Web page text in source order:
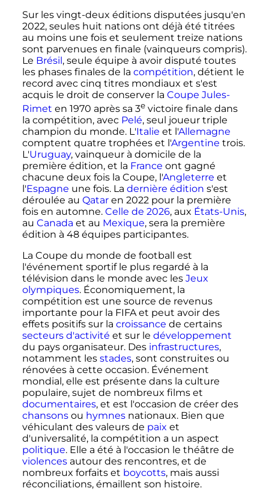
Sur les vingt-deux éditions disputées jusqu'en
2022, seules huit nations ont déjà été titrées
au moins une fois et seulement treize nations
sont parvenues en finale (vainqueurs compris).
Le Brésil, seule équipe à avoir disputé toutes
les phases finales de la compétition, détient le
record avec cinq titres mondiaux et s'est
acquis le droit de conserver la Coupe Jules-
Rimet en 1970 après sa 3e victoire finale dans
la compétition, avec Pelé, seul joueur triple
champion du monde. L'Italie et l'Allemagne
comptent quatre trophées et l'Argentine trois.
L'Uruguay, vainqueur à domicile de la
première édition, et la France ont gagné
chacune deux fois la Coupe, l'Angleterre et
l'Espagne une fois. La dernière édition s'est
déroulée au Qataren 2022 pour la première
fois en automne. Celle de 2026, aux États-Unis,
au Canada et au Mexique, sera la première
édition à 48 équipes participantes.
La Coupe du monde de football est
l'événement sportif le plus regardé à la
télévision dans le monde avec les Jeux
olympiques. Économiquement, la
compétition est une source de revenus
importante pour la FIFA et peut avoir des
effets positifs sur la croissance de certains
secteurs d'activité et sur le développement
du pays organisateur. Des infrastructures,
notamment les stades, sont construites ou
rénovées à cette occasion. Événement
mondial, elle est présente dans la culture
populaire, sujet de nombreux films et
documentaires, et est l'occasion de créer des
chansonsou hymnesnationaux. Bien que
véhiculant des valeurs de paix et
d'universalité, la compétition a un aspect
politique. Elle a été à l'occasion le théâtre de
violencesautour des rencontres, et de
nombreux forfaits et boycotts, mais aussi
réconciliations, émaillent son histoire.